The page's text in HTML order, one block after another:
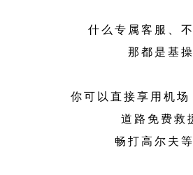
什么专属客服、
那都是基操
你可以直接享用机
道路免费救
畅打高尔夫